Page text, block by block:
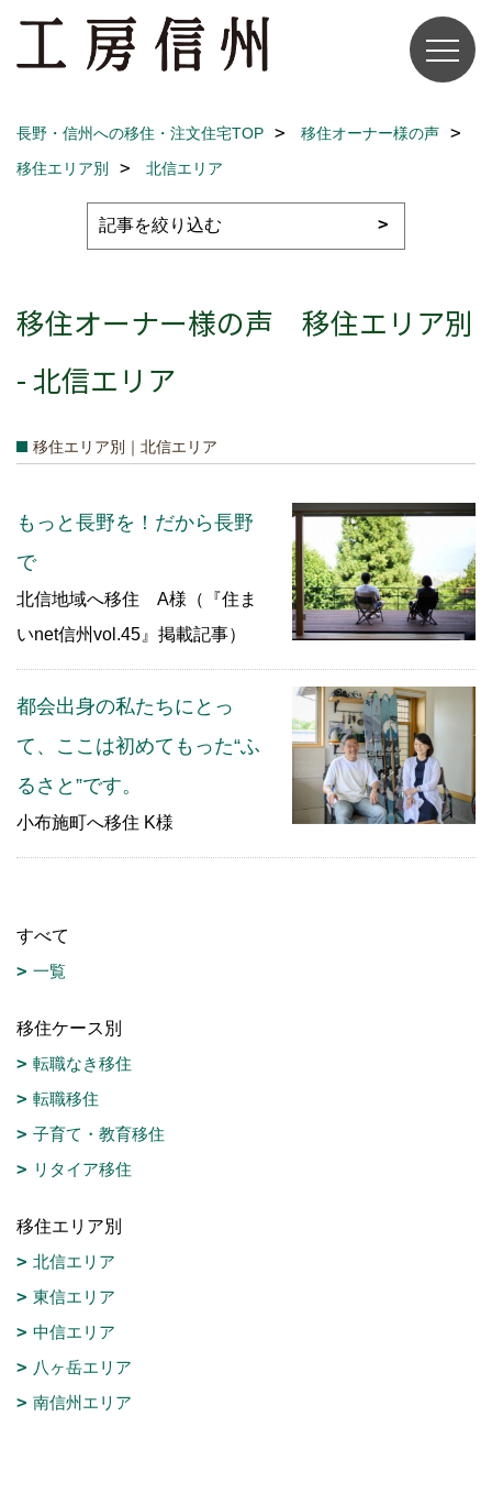
長野・信州への移住・注文住宅TOP
移住オーナー様の声
移住エリア別
北信エリア
移住オーナー様の声 移住エリア別
- 北信エリア
移住エリア別｜北信エリア
もっと長野を！だから長野
で
北信地域へ移住 A様（『住ま
いnet信州vol.45』掲載記事）
都会出身の私たちにとっ
て、ここは初めてもった“ふ
るさと”です。
小布施町へ移住 K様
すべて
一覧
移住ケース別
転職なき移住
転職移住
子育て・教育移住
リタイア移住
移住エリア別
北信エリア
東信エリア
中信エリア
八ヶ岳エリア
南信州エリア